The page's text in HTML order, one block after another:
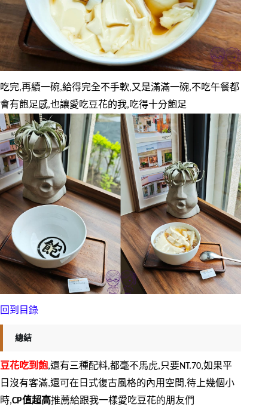
吃完,再續一碗,給得完全不手軟,又是滿滿一碗,不吃午餐都
會有飽足感,也讓愛吃豆花的我,吃得十分飽足
回到目錄
總結
豆花吃到飽,還有三種配料,都毫不馬虎,只要NT.70,如果平
日沒有客滿,還可在日式復古風格的內用空間,待上幾個小
時,CP值超高推薦給跟我一樣愛吃豆花的朋友們